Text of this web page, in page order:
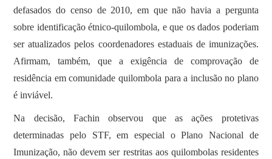
defasados do censo de 2010, em que não havia a pergunta
sobre identificação étnico-quilombola, e que os dados poderiam
ser atualizados pelos coordenadores estaduais de imunizações.
Afirmam, também, que a exigência de comprovação de
residência em comunidade quilombola para a inclusão no plano
é inviável.
Na decisão, Fachin observou que as ações protetivas
determinadas pelo STF, em especial o Plano Nacional de
Imunização, não devem ser restritas aos quilombolas residentes